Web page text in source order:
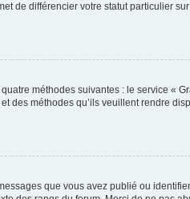
de différencier votre statut particulier
méthodes suivantes : le service «
des méthodes qu’ils veuillent rendre
que vous avez publié ou